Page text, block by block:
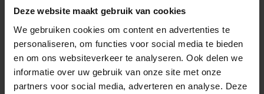
Deze website maakt gebruik van cookies
We gebruiken cookies om content en advertenties te
personaliseren, om functies voor social media te bieden
en om ons websiteverkeer te analyseren. Ook delen we
informatie over uw gebruik van onze site met onze
partners voor social media, adverteren en analyse. Deze
In winkelwagen